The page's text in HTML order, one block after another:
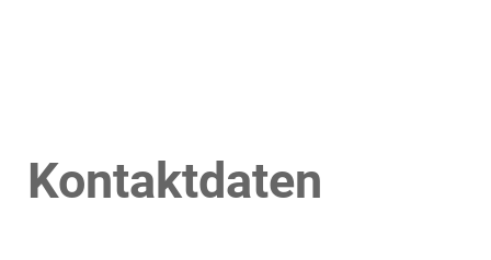
Kontaktdaten